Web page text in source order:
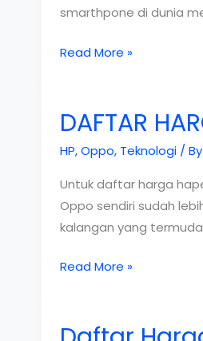
smarthpone di dunia
Daftar
Terbaru
Read More »
DAFTAR
HP,Oppo, Teknologi/ By
Untuk daftar harga
Oppo sendiri sudah
kalangan yang
DAFTAR
TERBARU
Read More »